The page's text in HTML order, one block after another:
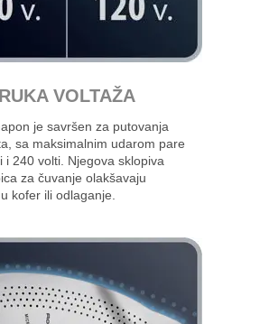
VOLTAŽA
je savršen za putovanja
sa maksimalnim udarom pare
i 240 volti. Njegova sklopiva
za čuvanje olakšavaju
kofer ili odlaganje.